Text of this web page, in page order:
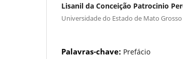
Lisanil da Conceição Patrocinio
Universidade do Estado de Mato Grosso
Palavras-chave: Prefácio